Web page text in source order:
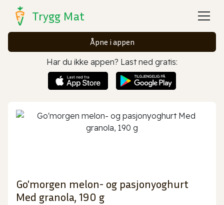
Trygg Mat
Åpne i appen
Har du ikke appen? Last ned gratis:
Go'morgen melon- og pasjonyoghurt
Med granola, 190 g